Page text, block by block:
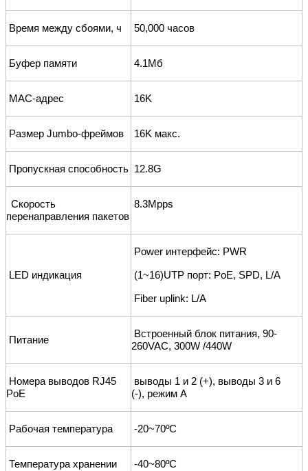
Время между сбоями, ч 50,000 часов
Буфер памяти 4.1Mб
MAC-адрес 16K
Размер Jumbo-фреймов 16K макс.
Пропускная способность 12.8G
Скорость
перенаправления пакетов
8.3Mpps
LED индикация
Power интерфейс: PWR
(1~16)UTP порт: PoE, SPD, L/A
Fiber uplink: L/A
Питание
Встроенный блок питания, 90-
260VAC, 300W /440W
Номера выводов RJ45
PoE
выводы 1 и 2 (+), выводы 3 и 6
(-), режим A
Рабочая температура -20~70ºC
Температурахранении -40~80ºC